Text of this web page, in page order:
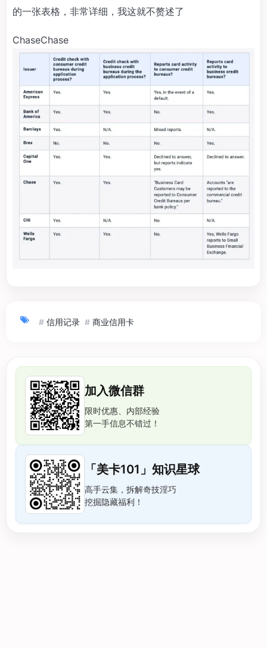
的一张表格，非常详细，我这就不赘述了
ChaseChase
# 信用记录 # 商业信用卡
加入微信群
限时优惠、内部经验
第一手信息不错过！
「美卡101」知识星球
高手云集，拆解奇技淫巧
挖掘隐藏福利！